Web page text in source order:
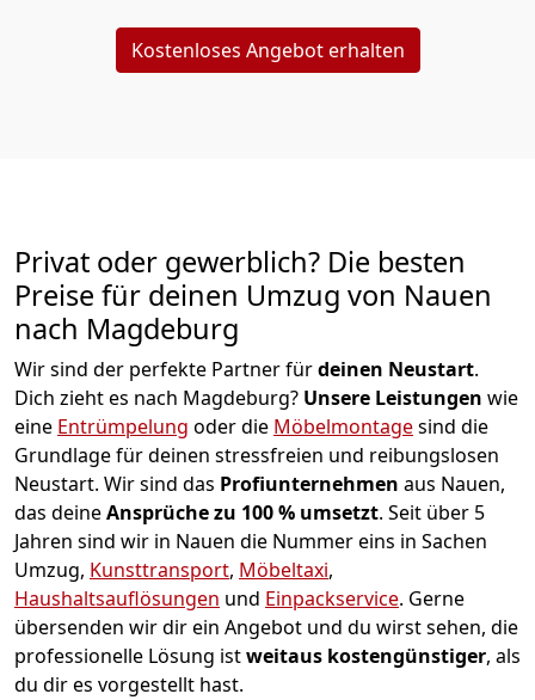
Kostenloses Angebot erhalten
Privat oder gewerblich? Die besten
Preise für deinen Umzug von Nauen
nach Magdeburg
Wir sind der perfekte Partner fürdeinen Neustart.
Dich zieht es nach Magdeburg? Unsere Leistungen wie
eine Entrümpelung oder die Möbelmontagesind die
Grundlage für deinen stressfreien und reibungslosen
Neustart. Wir sind das Profiunternehmen aus Nauen,
das deineAnsprüche zu 100 % umsetzt. Seit über 5
Jahren sind wir in Nauen die Nummer eins in Sachen
Umzug, Kunsttransport, Möbeltaxi,
Haushaltsauflösungen und Einpackservice. Gerne
übersenden wir dir ein Angebot und du wirst sehen, die
professionelle Lösung istweitaus kostengünstiger, als
du dir es vorgestellt hast.